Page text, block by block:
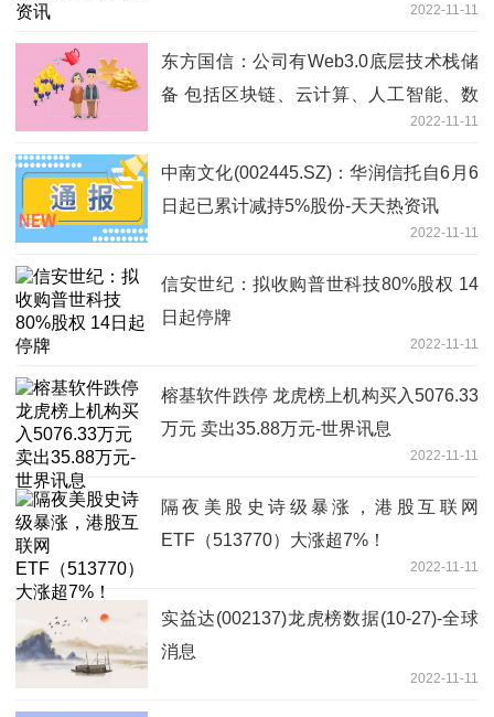
2022-11-11
东方国信：公司有Web3.0底层技术栈储
备 包括区块链、云计算、人工智能、数
2022-11-11
中南文化(002445.SZ)：华润信托自6月6
日起已累计减持5%股份-天天热资讯
2022-11-11
信安世纪：拟收购普世科技80%股权 14
日起停牌
2022-11-11
榕基软件跌停 龙虎榜上机构买入5076.33
万元 卖出35.88万元-世界讯息
2022-11-11
隔夜美股史诗级暴涨，港股互联网
ETF（513770）大涨超7%！
2022-11-11
实益达(002137)龙虎榜数据(10-27)-全球
消息
2022-11-11